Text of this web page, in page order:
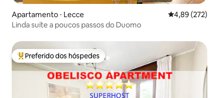
Apartamento ⋅ Lecce 4,89 de uma
4,89 (272)
Linda suíte a poucos passos do Duomo
Entre os melhores preferidos dos hóspedes
Preferido dos hóspedes